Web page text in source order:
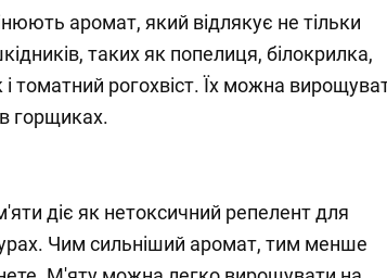
аромат, який відлякує не тільки
таких як попелиця, білокрилка,
томатний рогохвіст. Їх можна
горщиках.
діє як нетоксичний репелент для
Чим сильніший аромат, тим менше